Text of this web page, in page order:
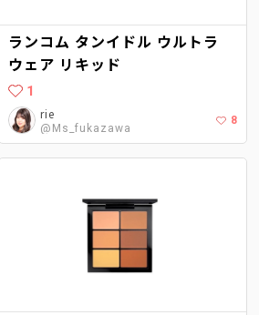
ランコム タンイドル ウルトラ
ウェア リキッド
1
rie
@Ms_fukazawa
8